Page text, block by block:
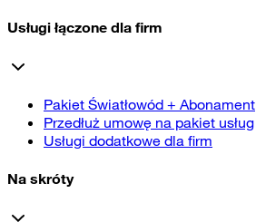
Usługi łączone dla firm
Pakiet Światłowód + Abonament
Przedłuż umowę na pakiet usług
Usługi dodatkowe dla firm
Na skróty